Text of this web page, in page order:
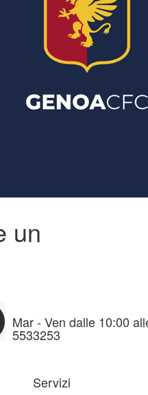
un
Mar - Ven dalle 10:00
5533253
Servizi